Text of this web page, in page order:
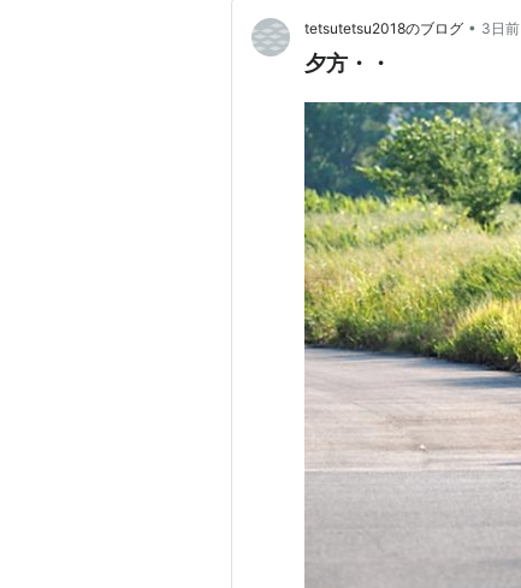
tetsutetsu2018のブログ • 3日前
夕方・・